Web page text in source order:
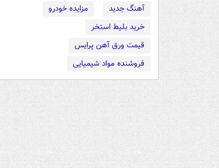
آهنگ جدید
مزایده خودرو
خرید بلیط استخر
قیمت ورق آهن پرایس
فروشنده مواد شیمیایی